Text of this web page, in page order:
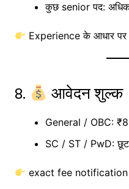
कुछ senior पद:
Experience के आधार पर
8. आवेदन शुल्क
General / OBC:
SC / ST / PwD: छूट
exact fee notification